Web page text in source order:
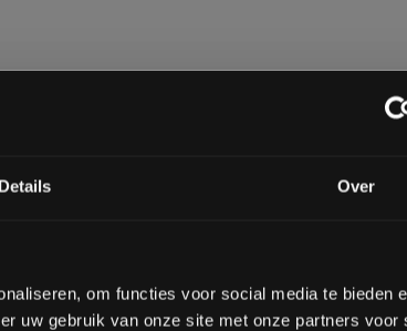
Details Over
om functies voor social media te bieden
uw gebruik van onze site met onze partners voor
INFORMATIE
Bam! 5% korting op je volgende